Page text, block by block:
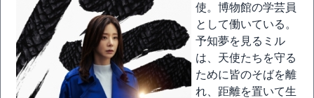
使。博物館の学芸員
として働いている。
予知夢を見るミル
は、天使たちを守る
ために皆のそばを離
れ、距離を置いて生